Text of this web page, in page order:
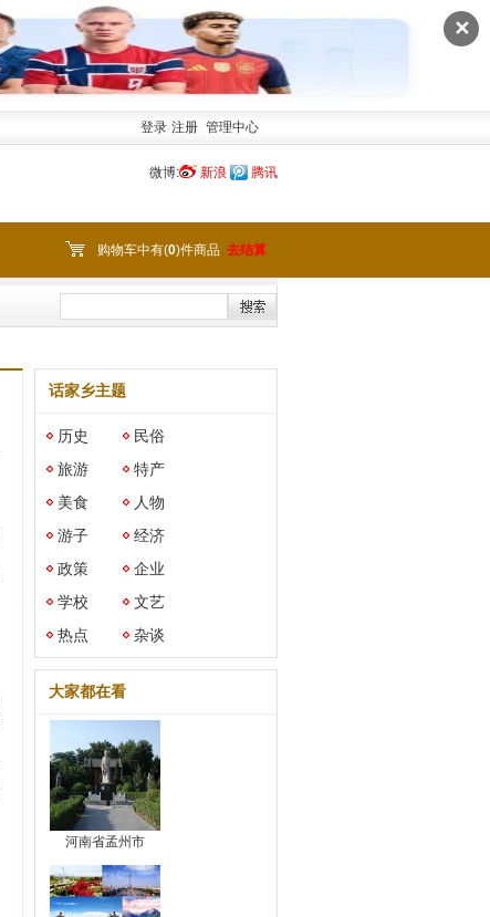
✕
登录 注册 管理中心
微博: 新浪 腾讯
购物车中有(0)件商品 去结算
话家乡主题
历史
民俗
旅游
特产
美食
人物
游子
经济
政策
企业
学校
文艺
热点
杂谈
大家都在看
河南省孟州市